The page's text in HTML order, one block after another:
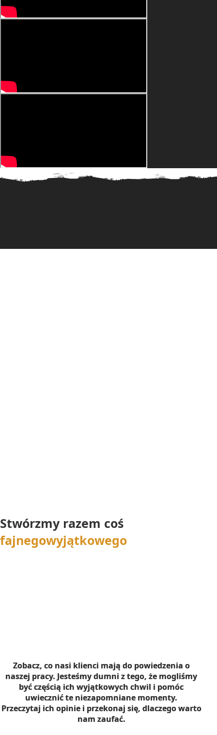
Stwórzmy razem coś
fajnegowyjątkowego
Zobacz, co nasi klienci mają do powiedzenia o
naszej pracy. Jesteśmy dumni z tego, że mogliśmy
być częścią ich wyjątkowych chwil i pomóc
uwiecznić te niezapomniane momenty.
Przeczytaj ich opinie i przekonaj się, dlaczego warto
nam zaufać.